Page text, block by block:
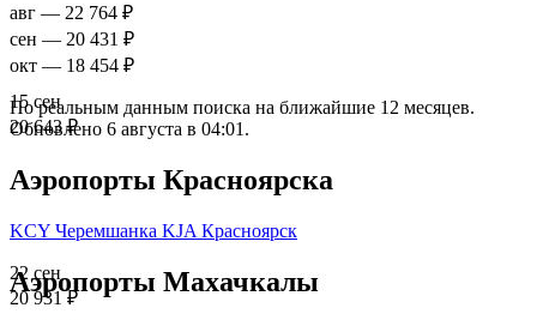
15 сен
20 643 ₽
22 сен
20 931 ₽
авг — 22 764 ₽
сен — 20 431 ₽
окт — 18 454 ₽
По реальным данным поиска на ближайшие 12 месяцев.
Обновлено 6 августа в 04:01.
Аэропорты Красноярска
KCY Черемшанка KJA Красноярск
Аэропорты Махачкалы